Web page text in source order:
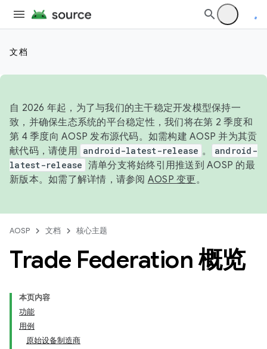
文档
自 2026 年起，为了与我们的主干稳定开发模型保持一
致，并确保生态系统的平台稳定性，我们将在第 2 季度和
第 4 季度向 AOSP 发布源代码。如需构建 AOSP 并为其贡
献代码，请使用 android-latest-release 。
android-
latest-release 清单分支将始终引用推送到 AOSP 的最
新版本。如需了解详情，请参阅 AOSP 变更。
AOSP 文档 核心主题
Trade Federation 概览
本页内容
功能
用例
原始设备制造商